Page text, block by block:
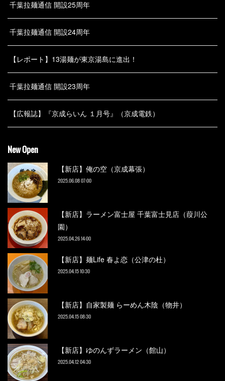
千葉拉麺通信 開設25周年
千葉拉麺通信 開設24周年
【レポート】13湯麺が東京湯島に進出！
千葉拉麺通信 開設23周年
【広報誌】『京成らいん １月号』（京成電鉄）
New Open
【新店】俺の空（京成幕張）
2025.06.08 07:00
【新店】ラーメン富士屋 千葉富士見店（葭川公
園）
2025.04.26 14:00
【新店】麺Life 春よ恋（公津の杜）
2025.04.15 10:30
【新店】自家製麺 らーめん木陰（物井）
2025.04.15 08:30
【新店】ゆのんずラーメン（館山）
2025.04.12 04:30